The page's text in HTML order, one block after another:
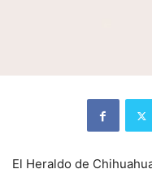
El Heraldo de